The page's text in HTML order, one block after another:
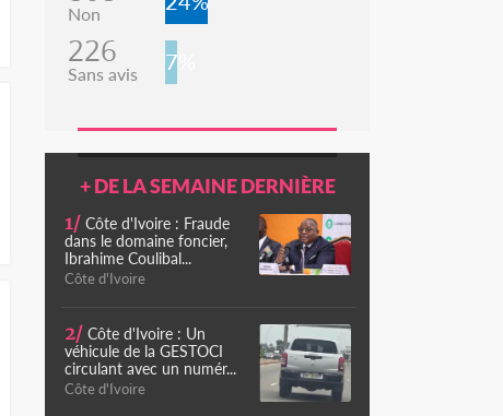
Non
226
Sans avis 7%
+ DE LA SEMAINE DERNIÈRE
1/ Côte d'Ivoire : Fraude
dans le domaine foncier,
Ibrahime Coulibal...
Côte d'Ivoire
2/ Côte d'Ivoire : Un
véhicule de la GESTOCI
circulant avec un numér...
Côte d'Ivoire